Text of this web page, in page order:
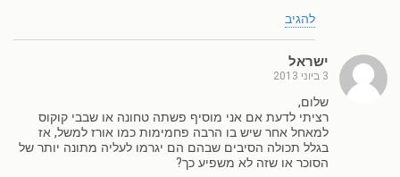
להגיב
ישראל
3 ביוני 2013
שלום,
רציתי לדעת אם אני מוסיף פשתה טחונה או שבבי קוקוס
למאחל אחר שיש בו הרבה פחמימות כמו אורז למשל, אז
בגלל תכולה הסיבים שבהם הם יגרמו לעליה מתונה יותר של
הסוכר או שזה לא משפיע כך?